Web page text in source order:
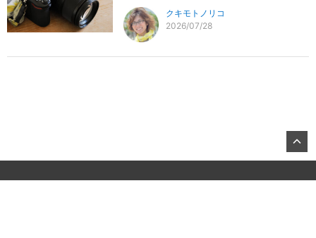
クキモトノリコ
2026/07/28